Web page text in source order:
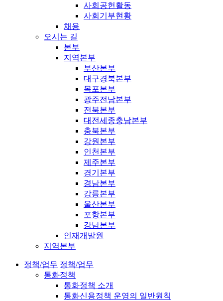
사회공헌활동
사회기부현황
채용
오시는 길
본부
지역본부
부산본부
대구경북본부
목포본부
광주전남본부
전북본부
대전세종충남본부
충북본부
강원본부
인천본부
제주본부
경기본부
경남본부
강릉본부
울산본부
포항본부
강남본부
인재개발원
지역본부
정책/업무 정책/업무
통화정책
통화정책 소개
통화신용정책 운영의 일반원칙